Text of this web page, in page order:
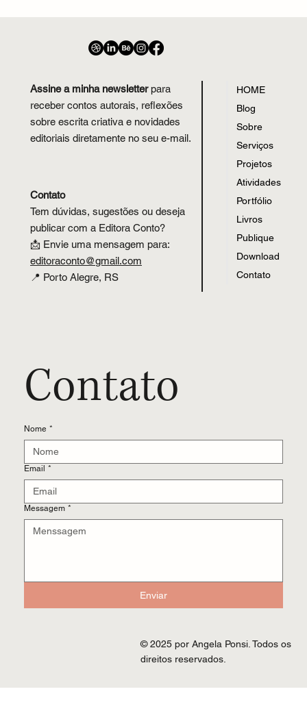
Contato
Tem dúvidas, sugestões ou deseja
publicar com a Editora Conto?
📩 Envie uma mensagem para:
editoraconto@gmail.com
📍 Porto Alegre, RS
Assine a minha newsletterpara
receber contos autorais, reflexões
sobre escrita criativa e novidades
editoriais diretamente no seu e-mail.
HOME
Blog
Sobre
Serviços
Projetos
Atividades
Portfólio
Livros
Publique
Download
Contato
Contato
Nome *
Email *
Messagem *
Enviar
© 2025 por Angela Ponsi. Todos os
direitos reservados.